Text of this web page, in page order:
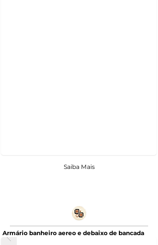
Saiba Mais
Armário banheiro aereo e debaixo de bancada